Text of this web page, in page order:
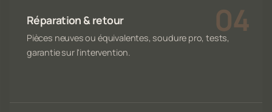
Réparation & retour
Pièces neuves ou équivalentes, soudure pro, tests,
garantie sur l'intervention.